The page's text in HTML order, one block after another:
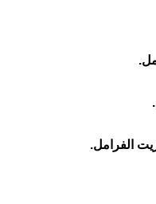
الفرامل.